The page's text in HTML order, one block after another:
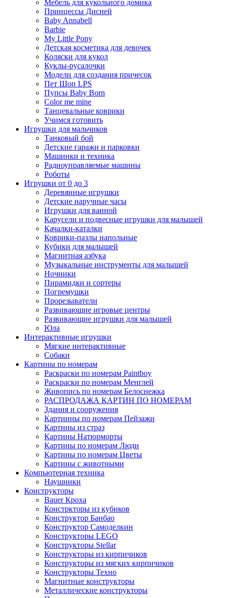
Мебель для кукольного домика
Принцессы Дисней
Baby Annabell
Barbie
My Little Pony
Детская косметика для девочек
Коляски для кукол
Куклы-русалочки
Модели для создания причесок
Пет Шоп LPS
Пупсы Baby Born
Сolor me mine
Танцевальные коврики
Учимся готовить
Игрушки для мальчиков
Танковый бой
Детские гаражи и парковки
Машинки и техника
Радиоуправляемые машины
Роботы
Игрушки от 0 до 3
Деревянные игрушки
Детские наручные часы
Игрушки для ванной
Карусели и подвесные игрушки для малышей
Качалки-каталки
Коврики-пазлы напольные
Кубики для малышей
Магнитная азбука
Музыкальные инструменты для малышей
Ночники
Пирамидки и сортеры
Погремушки
Прорезыватели
Развивающие игровые центры
Развивающие игрушки для малышей
Юла
Интерактивные игрушки
Мягкие интерактивные
Собаки
Картины по номерам
Раскраски по номерам Paintboy
Раскраски по номерам Менглей
Живопись по номерам Белоснежка
РАСПРОДАЖА КАРТИН ПО НОМЕРАМ
Здания и сооружения
Картинны по номерам Пейзажи
Картины из страз
Картины Натюрморты
Картины по номерам Люди
Картины по номерам Цветы
Картины с животными
Компьютерная техника
Наушники
Конструкторы
Bauer Кроха
Констркторы из кубиков
Конструктор Банбао
Конструктор Самоделкин
Конструкторы LEGO
Конструкторы Stellar
Конструкторы из кирпичиков
Конструкторы из мягких кирпичиков
Конструкторы Техно
Магнитные конструкторы
Металлические конструкторы